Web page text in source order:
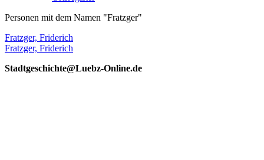
Personen mit dem Namen "Fratzger"
Fratzger, Friderich
Fratzger, Friderich
Stadtgeschichte@Luebz-Online.de